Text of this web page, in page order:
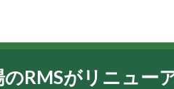
のRMSがリニュー